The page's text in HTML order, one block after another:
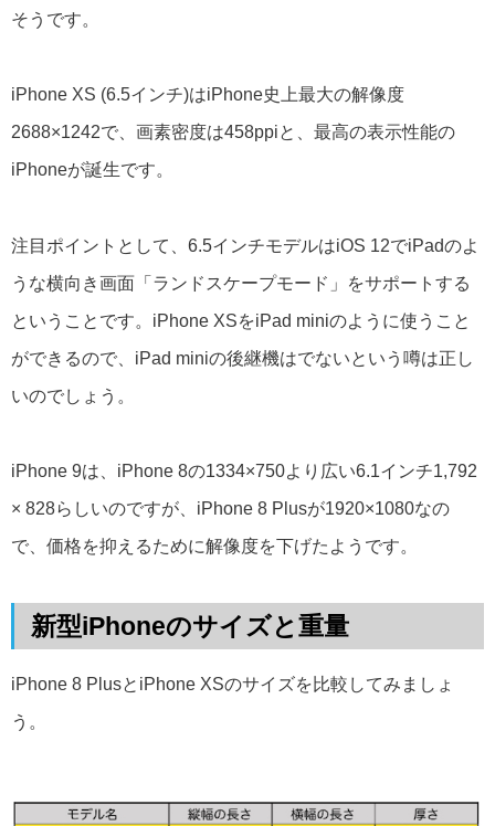
そうです。
iPhone XS (6.5インチ)はiPhone史上最大の解像度
2688×1242で、画素密度は458ppiと、最高の表示性能の
iPhoneが誕生です。
注目ポイントとして、6.5インチモデルはiOS 12でiPadのよ
うな横向き画面「ランドスケープモード」をサポートする
ということです。iPhone XSをiPad miniのように使うこと
ができるので、iPad miniの後継機はでないという噂は正し
いのでしょう。
iPhone 9は、iPhone 8の1334×750より広い6.1インチ1,792
× 828らしいのですが、iPhone 8 Plusが1920×1080なの
で、価格を抑えるために解像度を下げたようです。
新型iPhoneのサイズと重量
iPhone 8 PlusとiPhone XSのサイズを比較してみましょ
う。